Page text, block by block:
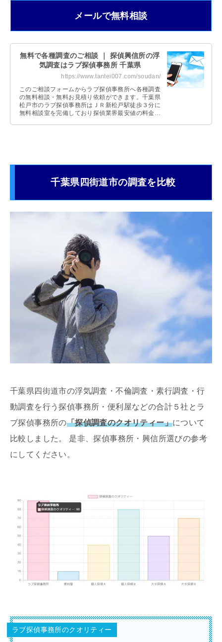
メールで無料相談
無料で各種調査のご相談 ｜ 探偵興信所の浮
気調査はラブ探偵事務所 千葉県
https://www.tantei007.com/soudan/
このご相談フォームからラブ探偵事務所へ各種調査
の無料相談・無料お見積り依頼ができます。千葉県
松戸市のラブ探偵事務所はＪＲ新松戸駅徒歩３分に
無料相談室を完備しており探偵業界最安値の料金体
千葉県四街道市の調査を比較
千葉県四街道市の浮気調査・不倫調査・素行調査・行
動調査を行う探偵事務所・便利屋などの合計５社とラ
ブ探偵事務所の「探偵調査のクオリティー」について
比較しました。 是非、探偵事務所・興信所選びの参考
にしてください。
ラブ探偵事務所のクオリティー